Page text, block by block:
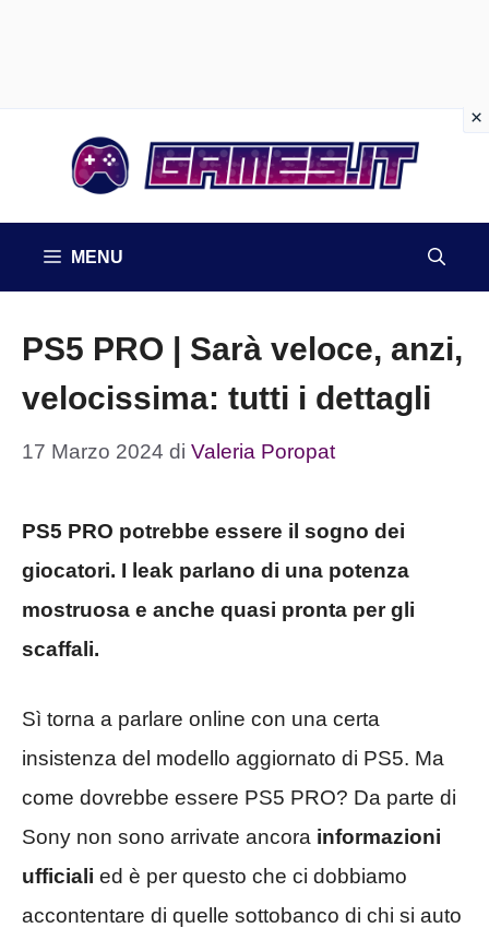
MENU
PS5 PRO | Sarà veloce, anzi,
velocissima: tutti i dettagli
17 Marzo 2024 di Valeria Poropat
PS5 PRO potrebbe essere il sogno dei
giocatori. I leak parlano di una potenza
mostruosa e anche quasi pronta per gli
scaffali.
Sì torna a parlare online con una certa
insistenza del modello aggiornato di PS5. Ma
come dovrebbe essere PS5 PRO? Da parte di
Sony non sono arrivate ancora informazioni
ufficiali ed è per questo che ci dobbiamo
accontentare di quelle sottobanco di chi si auto